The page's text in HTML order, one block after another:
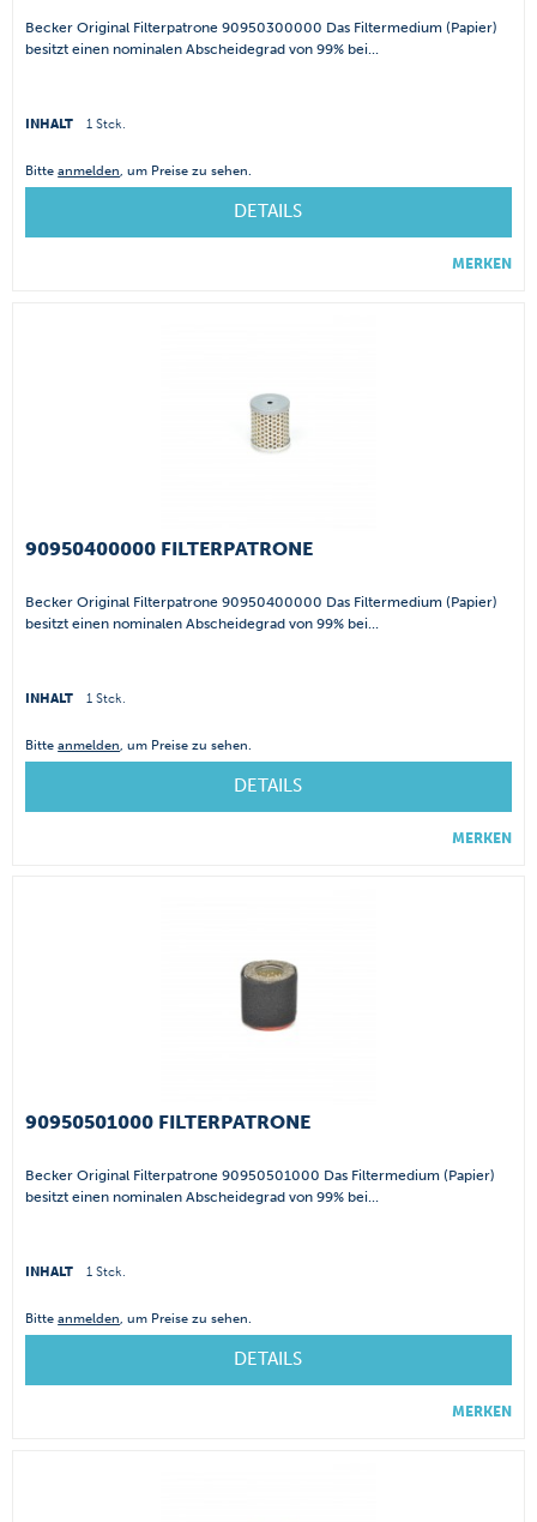
Becker Original Filterpatrone 90950300000 Das Filtermedium (Papier)
besitzt einen nominalen Abscheidegrad von 99% bei...
INHALT 1 Stck.
Bitteanmelden, um Preise zu sehen.
DETAILS
MERKEN
90950400000 FILTERPATRONE
Becker Original Filterpatrone 90950400000 Das Filtermedium (Papier)
besitzt einen nominalen Abscheidegrad von 99% bei...
INHALT 1 Stck.
Bitteanmelden, um Preise zu sehen.
DETAILS
MERKEN
90950501000 FILTERPATRONE
Becker Original Filterpatrone 90950501000 Das Filtermedium (Papier)
besitzt einen nominalen Abscheidegrad von 99% bei...
INHALT 1 Stck.
Bitteanmelden, um Preise zu sehen.
DETAILS
MERKEN